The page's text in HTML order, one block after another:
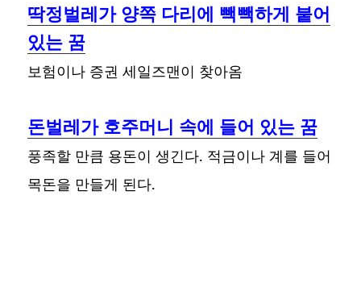
딱정벌레가 양쪽 다리에 빽빽하게 붙어
있는 꿈
보험이나 증권 세일즈맨이 찾아옴
돈벌레가 호주머니 속에 들어 있는 꿈
풍족할 만큼 용돈이 생긴다. 적금이나 계를 들어
목돈을 만들게 된다.